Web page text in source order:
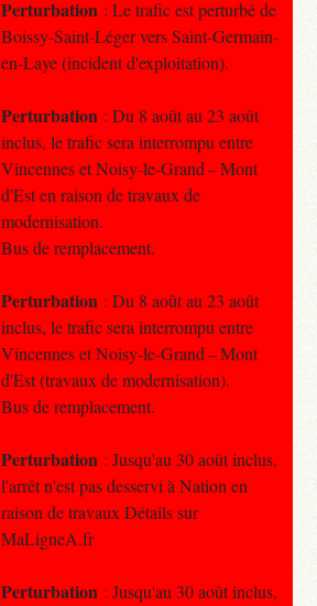
Perturbation : Le trafic est perturbé de
Boissy-Saint-Léger vers Saint-Germain-
en-Laye (incident d'exploitation).
Perturbation : Du 8 août au 23 août
inclus, le trafic sera interrompu entre
Vincennes et Noisy-le-Grand – Mont
d'Est en raison de travaux de
modernisation.
Bus de remplacement.
Perturbation : Du 8 août au 23 août
inclus, le trafic sera interrompu entre
Vincennes et Noisy-le-Grand – Mont
d'Est (travaux de modernisation).
Bus de remplacement.
Perturbation : Jusqu'au 30 août inclus,
l'arrêt n'est pas desservi à Nation en
raison de travaux Détails sur
MaLigneA.fr
Perturbation : Jusqu'au 30 août inclus,